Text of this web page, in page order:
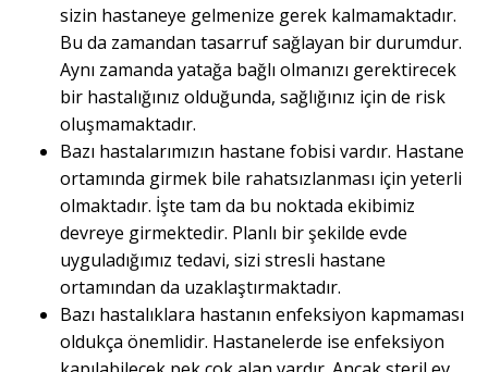
sizin hastaneye gelmenize gerek kalmamaktadır.
Bu da zamandan tasarruf sağlayan bir durumdur.
Aynı zamanda yatağa bağlı olmanızı gerektirecek
bir hastalığınız olduğunda, sağlığınız için de risk
oluşmamaktadır.
Bazı hastalarımızın hastane fobisi vardır. Hastane
ortamında girmek bile rahatsızlanması için yeterli
olmaktadır. İşte tam da bu noktada ekibimiz
devreye girmektedir. Planlı bir şekilde evde
uyguladığımız tedavi, sizi stresli hastane
ortamından da uzaklaştırmaktadır.
Bazı hastalıklara hastanın enfeksiyon kapmaması
oldukça önemlidir. Hastanelerde ise enfeksiyon